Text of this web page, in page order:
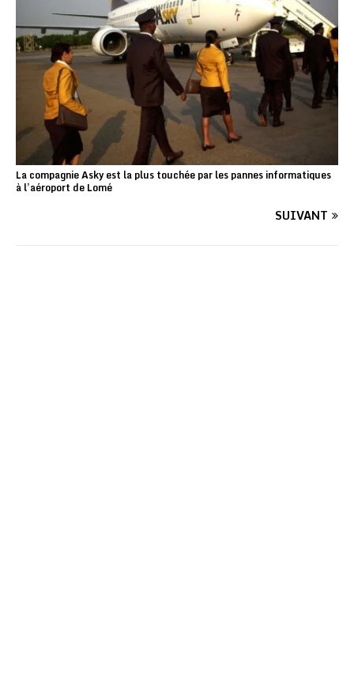
La compagnie Asky est la plus touchée par les pannes informatiques
à l’aéroport de Lomé
SUIVANT